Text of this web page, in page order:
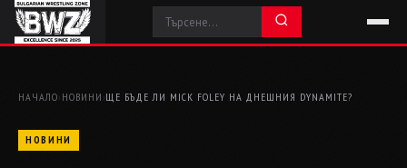
НАЧАЛО› НОВИНИ ›ЩЕ БЪДЕ ЛИ MICK FOLEY НА ДНЕШНИЯ DYNAMITE?
НОВИНИ